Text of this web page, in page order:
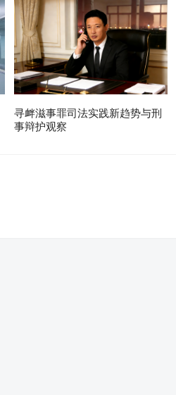
寻衅滋事罪司法实践新趋势与刑
事辩护观察